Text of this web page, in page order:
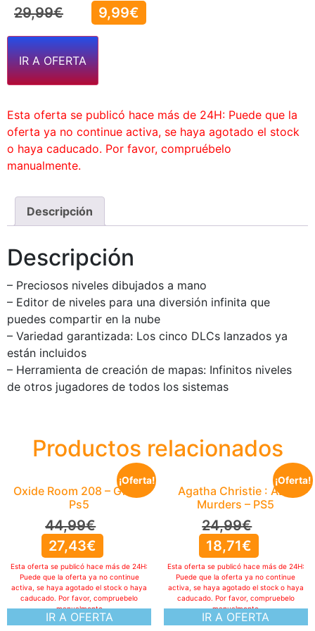
29,99€ 9,99€
IR A OFERTA
Esta oferta se publicó hace más de 24H: Puede que la
oferta ya no continue activa, se haya agotado el stock
o haya caducado. Por favor, compruébelo
manualmente.
Descripción
Descripción
– Preciosos niveles dibujados a mano
– Editor de niveles para una diversión infinita que
puedes compartir en la nube
– Variedad garantizada: Los cinco DLCs lanzados ya
están incluidos
– Herramienta de creación de mapas: Infinitos niveles
de otros jugadores de todos los sistemas
Productos relacionados
¡Oferta!
Oxide Room 208 – Gioco
Ps5
44,99€
27,43€
IR A OFERTA
Esta oferta se publicó hace más de 24H:
Puede que la oferta ya no continue
activa, se haya agotado el stock o haya
caducado. Por favor, compruebelo
manualmente
¡Oferta!
Agatha Christie : ABC
Murders – PS5
24,99€
18,71€
IR A OFERTA
Esta oferta se publicó hace más de 24H:
Puede que la oferta ya no continue
activa, se haya agotado el stock o haya
caducado. Por favor, compruebelo
manualmente